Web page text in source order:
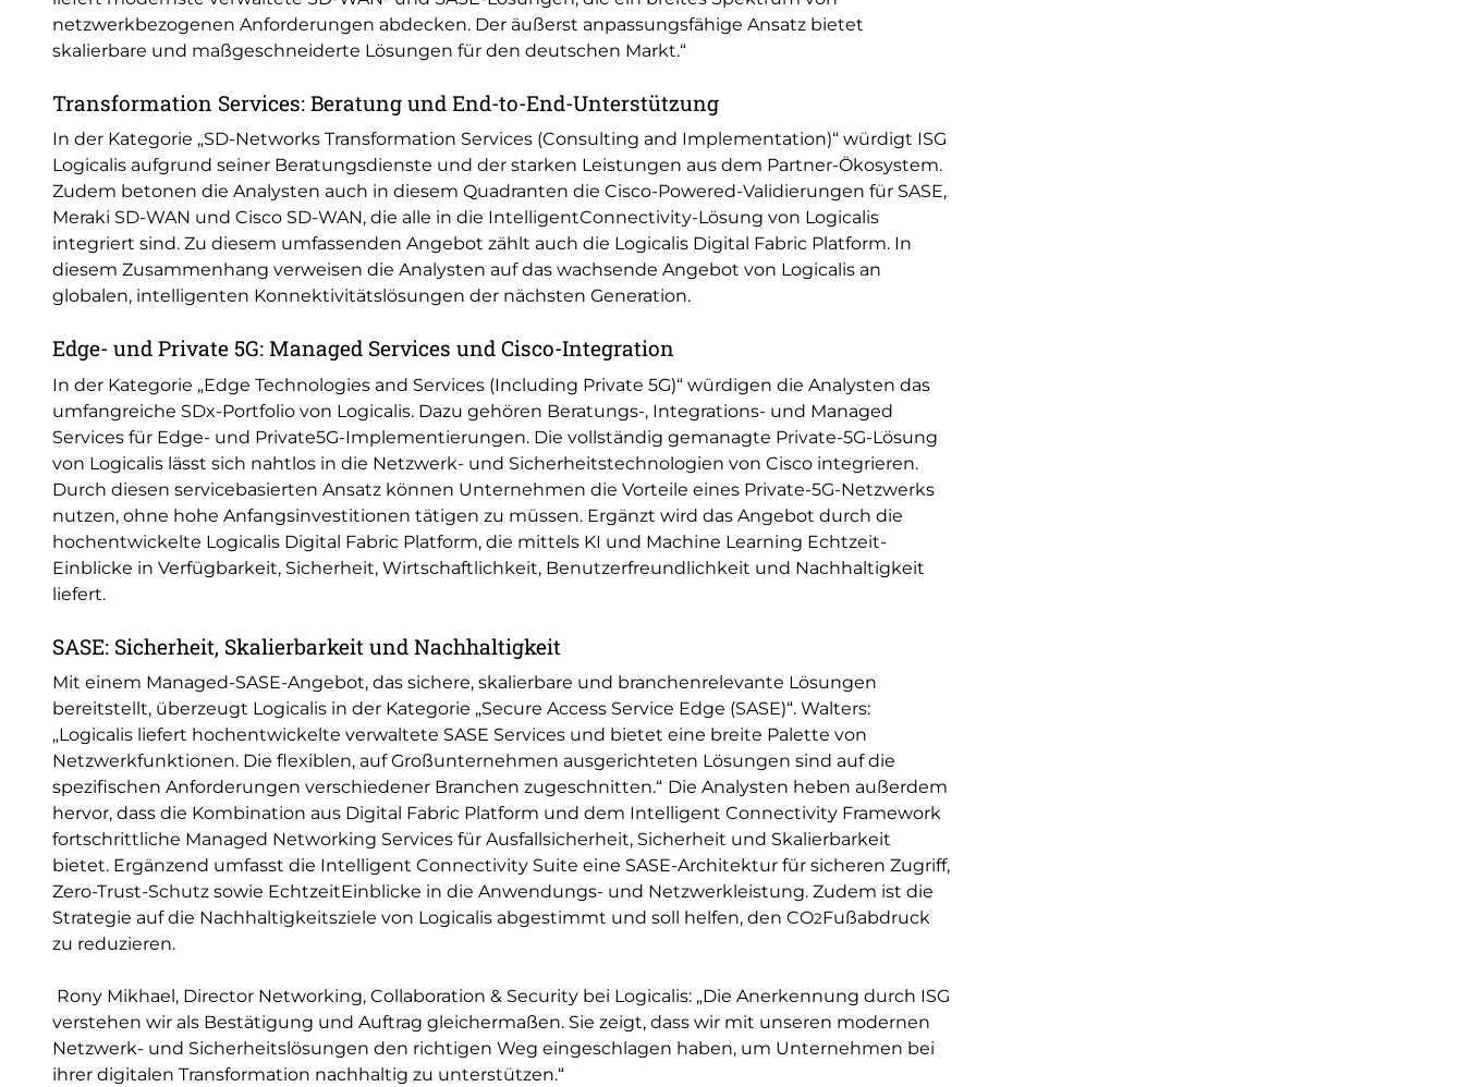
netzwerkbezogenen Anforderungen abdecken. Der äußerst anpassungsfähige Ansatz bietet
skalierbare und maßgeschneiderte Lösungen für den deutschen Markt.“
Transformation Services: Beratung und End-to-End-Unterstützung
In der Kategorie „SD-Networks Transformation Services (Consulting and Implementation)“ würdigt ISG
Logicalis aufgrund seiner Beratungsdienste und der starken Leistungen aus dem Partner-Ökosystem.
Zudem betonen die Analysten auch in diesem Quadranten die Cisco-Powered-Validierungen für SASE,
Meraki SD-WAN und Cisco SD-WAN, die alle in die IntelligentConnectivity-Lösung von Logicalis
integriert sind. Zu diesem umfassenden Angebot zählt auch die Logicalis Digital Fabric Platform. In
diesem Zusammenhang verweisen die Analysten auf das wachsende Angebot von Logicalis an
globalen, intelligenten Konnektivitätslösungen der nächsten Generation.
Edge- und Private 5G: Managed Services und Cisco-Integration
In der Kategorie „Edge Technologies and Services (Including Private 5G)“ würdigen die Analysten das
umfangreiche SDx-Portfolio von Logicalis. Dazu gehören Beratungs-, Integrations- und Managed
Services für Edge- und Private5G-Implementierungen. Die vollständig gemanagte Private-5G-Lösung
von Logicalis lässt sich nahtlos in die Netzwerk- und Sicherheitstechnologien von Cisco integrieren.
Durch diesen servicebasierten Ansatz können Unternehmen die Vorteile eines Private-5G-Netzwerks
nutzen, ohne hohe Anfangsinvestitionen tätigen zu müssen. Ergänzt wird das Angebot durch die
hochentwickelte Logicalis Digital Fabric Platform, die mittels KI und Machine Learning Echtzeit-
Einblicke in Verfügbarkeit, Sicherheit, Wirtschaftlichkeit, Benutzerfreundlichkeit und Nachhaltigkeit
liefert.
SASE: Sicherheit, Skalierbarkeit und Nachhaltigkeit
Mit einem Managed-SASE-Angebot, das sichere, skalierbare und branchenrelevante Lösungen
bereitstellt, überzeugt Logicalis in der Kategorie „Secure Access Service Edge (SASE)“. Walters:
„Logicalis liefert hochentwickelte verwaltete SASE Services und bietet eine breite Palette von
Netzwerkfunktionen. Die flexiblen, auf Großunternehmen ausgerichteten Lösungen sind auf die
spezifischen Anforderungen verschiedener Branchen zugeschnitten.“ Die Analysten heben außerdem
hervor, dass die Kombination aus Digital Fabric Platform und dem Intelligent Connectivity Framework
fortschrittliche Managed Networking Services für Ausfallsicherheit, Sicherheit und Skalierbarkeit
bietet. Ergänzend umfasst die Intelligent Connectivity Suite eine SASE-Architektur für sicheren Zugriff,
Zero-Trust-Schutz sowie EchtzeitEinblicke in die Anwendungs- und Netzwerkleistung. Zudem ist die
Strategie auf die Nachhaltigkeitsziele von Logicalis abgestimmt und soll helfen, den CO2Fußabdruck
zu reduzieren.
Rony Mikhael, Director Networking, Collaboration & Security bei Logicalis: „Die Anerkennung durch ISG
verstehen wir als Bestätigung und Auftrag gleichermaßen. Sie zeigt, dass wir mit unseren modernen
Netzwerk- und Sicherheitslösungen den richtigen Weg eingeschlagen haben, um Unternehmen bei
ihrer digitalen Transformation nachhaltig zu unterstützen.“